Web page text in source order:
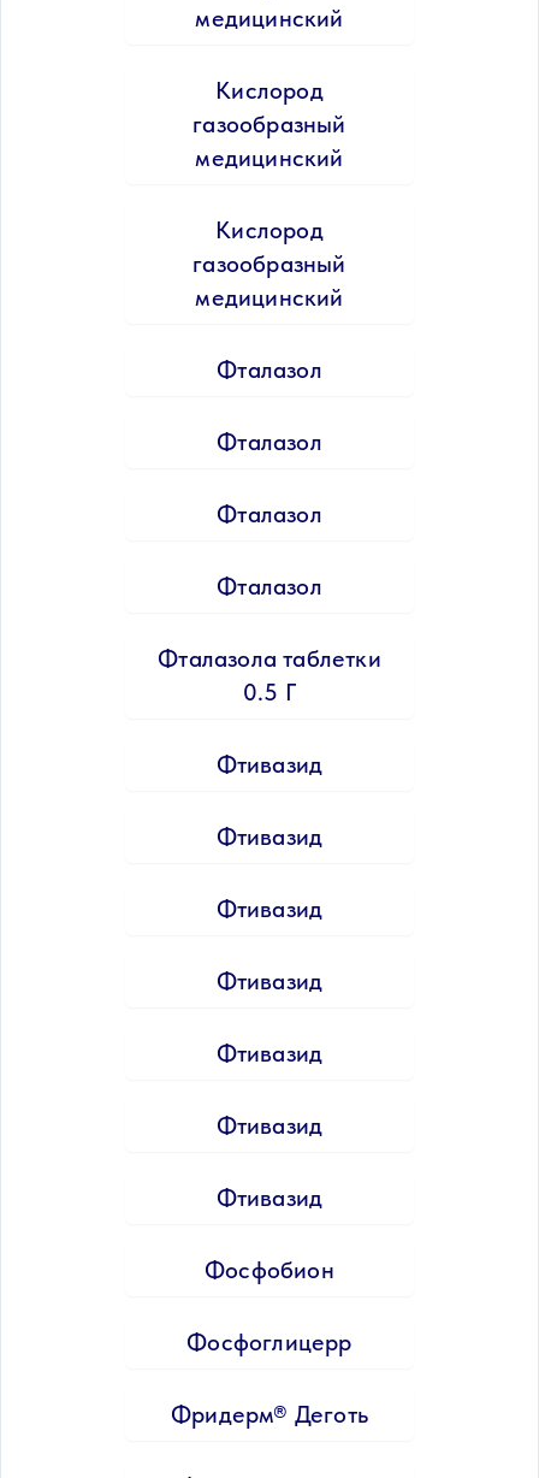
медицинский
Кислород
газообразный
медицинский
Кислород
газообразный
медицинский
Фталазол
Фталазол
Фталазол
Фталазол
Фталазола таблетки
0.5 Г
Фтивазид
Фтивазид
Фтивазид
Фтивазид
Фтивазид
Фтивазид
Фтивазид
Фосфобион
Фосфоглицерр
Фридерм® Деготь